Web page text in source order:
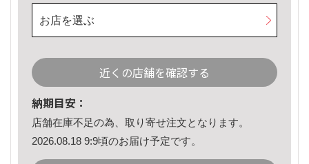
お店を選ぶ
近くの店舗を確認する
納期目安：
店舗在庫不足の為、取り寄せ注文となります。
2026.08.18 9:9頃のお届け予定です。